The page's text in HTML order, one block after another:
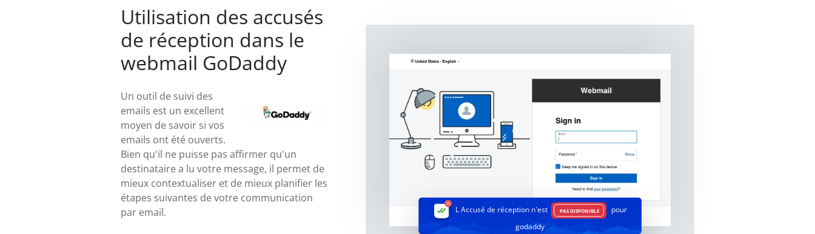
Utilisation des accusés
de réception dans le
webmail GoDaddy
Un outil de suivi des
emails est un excellent
moyen de savoir si vos
emails ont été ouverts.
Bien qu'il ne puisse pas affirmer qu'un
destinataire a lu votre message, il permet de
mieux contextualiser et de mieux planifier les
étapes suivantes de votre communication
par email.
L Accusé de réceptionn'est PAS DISPONIBLE
pour
godaddy